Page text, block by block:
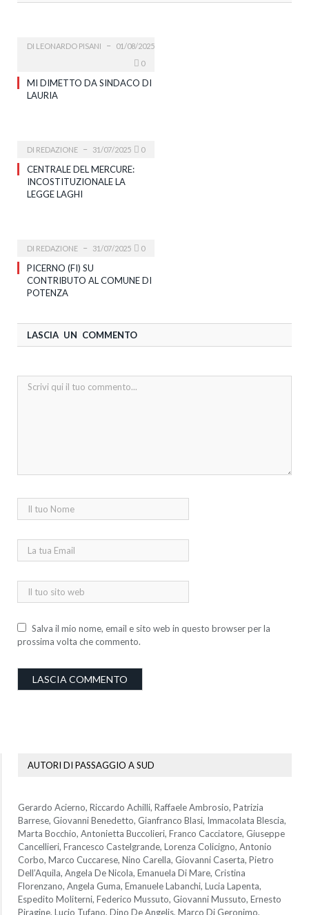
DI LEONARDO PISANI
01/08/2025
0
MI DIMETTO DA SINDACO DI
LAURIA
DI REDAZIONE 31/07/2025 0
CENTRALE DEL MERCURE:
INCOSTITUZIONALE LA
LEGGE LAGHI
DI REDAZIONE 31/07/2025 0
PICERNO (FI) SU
CONTRIBUTO AL COMUNE DI
POTENZA
LASCIA UN COMMENTO
Salva il mio nome, email e sito web in questo browser per la
prossima volta che commento.
AUTORI DI PASSAGGIO A SUD
Gerardo Acierno, Riccardo Achilli, Raffaele Ambrosio, Patrizia
Barrese, Giovanni Benedetto, Gianfranco Blasi, Immacolata Blescia,
Marta Bocchio, Antonietta Buccolieri, Franco Cacciatore, Giuseppe
Cancellieri, Francesco Castelgrande, Lorenza Colicigno, Antonio
Corbo, Marco Cuccarese, Nino Carella, Giovanni Caserta, Pietro
Dell’Aquila, Angela De Nicola, Emanuela Di Mare, Cristina
Florenzano, Angela Guma, Emanuele Labanchi, Lucia Lapenta,
Espedito Moliterni, Federico Mussuto, Giovanni Mussuto, Ernesto
Piragine, Lucio Tufano, Dino De Angelis, Marco Di Geronimo,